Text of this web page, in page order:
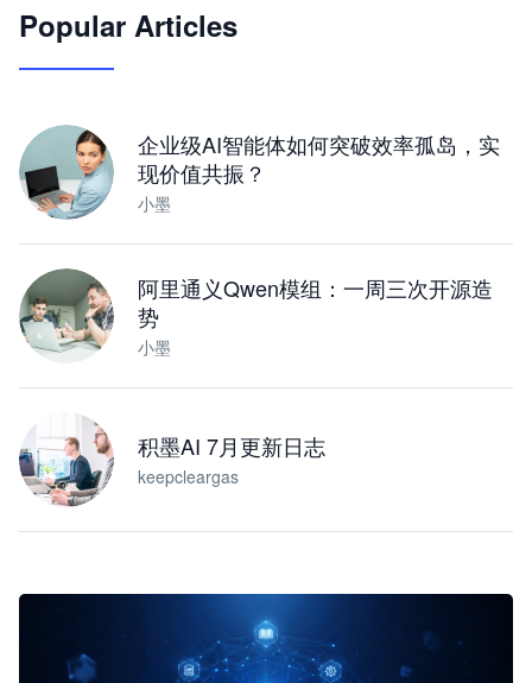
JimoClaw 桌面 AI Agent 工作台
Popular Articles
企业级AI智能体如何突破效率孤岛，实
现价值共振？
小墨
阿里通义Qwen模组：一周三次开源造
势
小墨
积墨AI 7月更新日志
keepcleargas